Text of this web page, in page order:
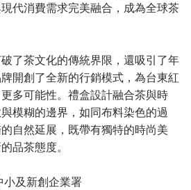
代消費需求完美融合，成為全球茶
了茶文化的傳統界限，還吸引了年
開創了全新的行銷模式，為台東紅
多可能性。禮盒設計融合茶與時
模糊的邊界，如同布料染色的過
自然延展，既帶有獨特的時尚美
品茶態度。
及新創企業署